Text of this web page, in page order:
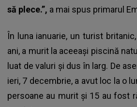
să plece.”, a mai spus primarul
În luna ianuarie, un turist
ani, a murit la aceeași piscină
luat de valuri și dus în larg. De
ieri, 7 decembrie, a avut loc la o
persoane au murit și 15 au fost